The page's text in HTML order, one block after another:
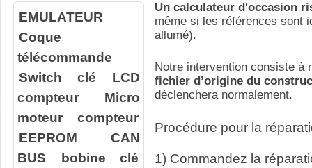
EMULATEUR
Coque
télécommande
Switch clé
LCD
compteur
Micro
moteur compteur
EEPROM
CAN
BUS
bobine clé
Un calculateur d'occasion
même si les références sont
allumé).
Notre intervention consiste à r
fichier d’origine du
déclenchera normalement.
Procédure pour la
1) Commandez la